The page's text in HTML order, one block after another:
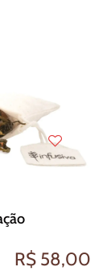
R$ 58,00